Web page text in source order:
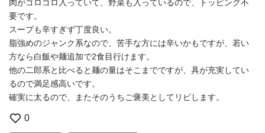
肉がゴロゴロ入っていて、野菜も入っているので、トッピング不
要です。
スープも辛すぎず丁度良い。
脂強めのジャンク系なので、苦手な方には辛いかもですが、若い
方なら白飯や麺追加で2食目行けます。
他の二郎系と比べると麺の量はそこまでですが、具が充実してい
るので満足感高いです。
確実に太るので、またそのうちご褒美としてリピします。
0